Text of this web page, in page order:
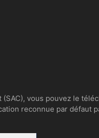
vous pouvez le
reconnue par défaut